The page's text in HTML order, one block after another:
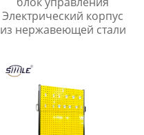
Электрический корпус
из нержавеющей стали